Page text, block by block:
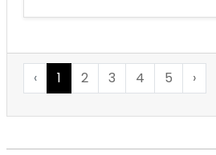
‹ 1 2 3 4 5 ›